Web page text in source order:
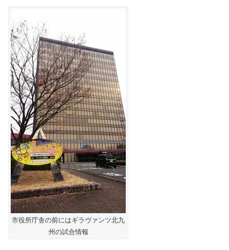
市役所庁舎の前にはギラヴァンツ北九
州の試合情報